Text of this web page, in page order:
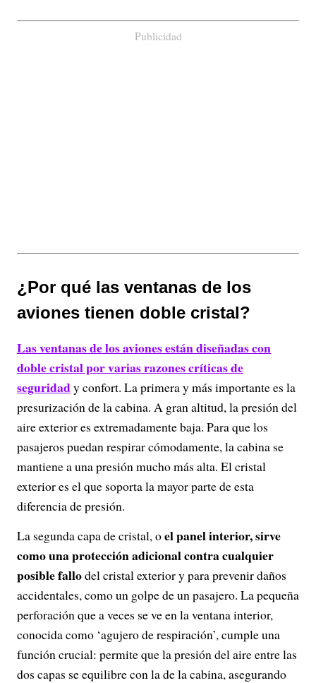
Publicidad
¿Por qué las ventanas de los
aviones tienen doble cristal?
Las ventanas de los aviones están diseñadas con
doble cristal por varias razones críticas de
seguridady confort. La primera y más importante es la
presurización de la cabina. A gran altitud, la presión del
aire exterior es extremadamente baja. Para que los
pasajeros puedan respirar cómodamente, la cabina se
mantiene a una presión mucho más alta. El cristal
exterior es el que soporta la mayor parte de esta
diferencia de presión.
La segunda capa de cristal, oel panel interior, sirve
como una protección adicional contra cualquier
posible fallodel cristal exterior y para prevenir daños
accidentales, como un golpe de un pasajero. La pequeña
perforación que a veces se ve en la ventana interior,
conocida como ‘agujero de respiración’, cumple una
función crucial: permite que la presión del aire entre las
dos capas se equilibre con la de la cabina, asegurando